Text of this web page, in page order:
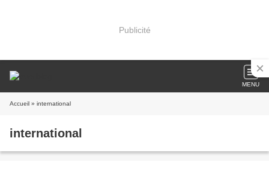
Publicité
MENU
Accueil » international
international